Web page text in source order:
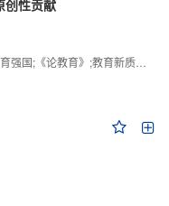
创性贡献
育》;教育新质生产力;教育人工智能